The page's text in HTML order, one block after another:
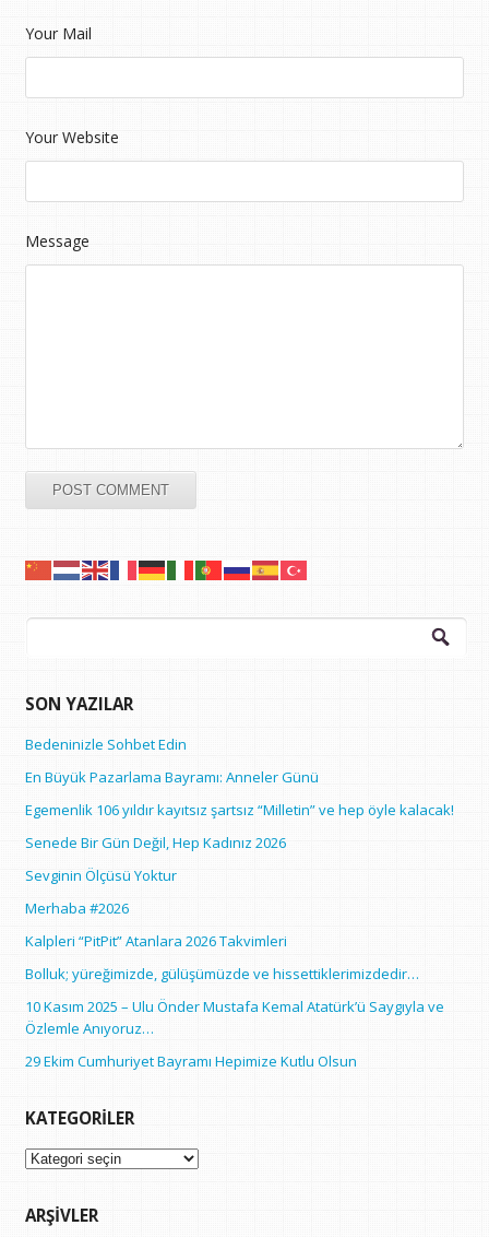
Your Mail
Your Website
Message
Arama:
SON YAZILAR
Bedeninizle Sohbet Edin
En Büyük Pazarlama Bayramı: Anneler Günü
Egemenlik 106 yıldır kayıtsız şartsız “Milletin” ve hep öyle kalacak!
Senede Bir Gün Değil, Hep Kadınız 2026
Sevginin Ölçüsü Yoktur
Merhaba #2026
Kalpleri “PitPit” Atanlara 2026 Takvimleri
Bolluk; yüreğimizde, gülüşümüzde ve hissettiklerimizdedir…
10 Kasım 2025 – Ulu Önder Mustafa Kemal Atatürk’ü Saygıyla ve
Özlemle Anıyoruz…
29 Ekim Cumhuriyet Bayramı Hepimize Kutlu Olsun
KATEGORILER
Kategoriler
ARŞIVLER